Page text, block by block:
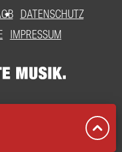
DATENSCHUTZ
IMPRESSUM